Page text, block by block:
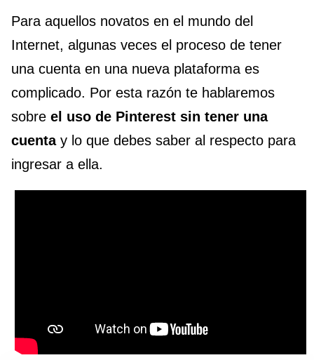
Para aquellos novatos en el mundo del
Internet, algunas veces el proceso de tener
una cuenta en una nueva plataforma es
complicado. Por esta razón te hablaremos
sobre el uso de Pinterest sin tener una
cuentay lo que debes saber al respecto para
ingresar a ella.